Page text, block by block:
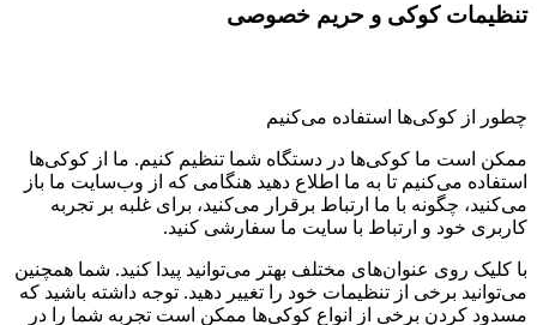
تنظیمات کوکی و حریم خصوصی
چطور از کوکی‌ها استفاده می‌کنیم
ممکن است ما کوکی‌ها در دستگاه شما تنظیم کنیم. ما از کوکی‌ها
استفاده می‌کنیم تا به ما اطلاع دهید هنگامی که از وب‌سایت ما باز
می‌کنید، چگونه با ما ارتباط برقرار می‌کنید، برای غلبه بر تجربه
کاربری خود و ارتباط با سایت ما سفارشی کنید.
با کلیک روی عنوان‌های مختلف بهتر می‌توانید پیدا کنید. شما همچنین
می‌توانید برخی از تنظیمات خود را تغییر دهید. توجه داشته باشید که
مسدود کردن برخی از انواع کوکی‌ها ممکن است تجربه شما را در